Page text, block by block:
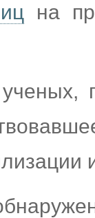
на